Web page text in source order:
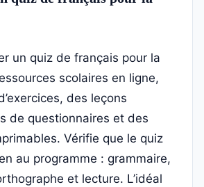
un quiz de français pour la
scolaires en ligne,
des leçons
de questionnaires et des
Vérifie que le quiz
au programme : grammaire,
et lecture. L’idéal